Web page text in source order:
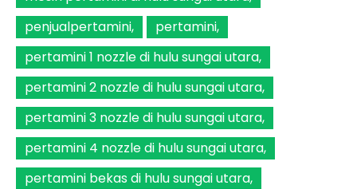
penjualpertamini
pertamini
pertamini 1 nozzle di hulu sungai utara
pertamini 2 nozzle di hulu sungai utara
pertamini 3 nozzle di hulu sungai utara
pertamini 4 nozzle di hulu sungai utara
pertamini bekas di hulu sungai utara